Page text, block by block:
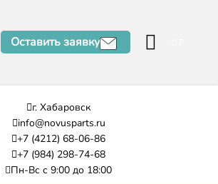
Оставить заявку
г. Хабаровск
info@novusparts.ru
+7 (4212) 68-06-86
+7 (984) 298-74-68
Пн-Вс с 9:00 до 18:00